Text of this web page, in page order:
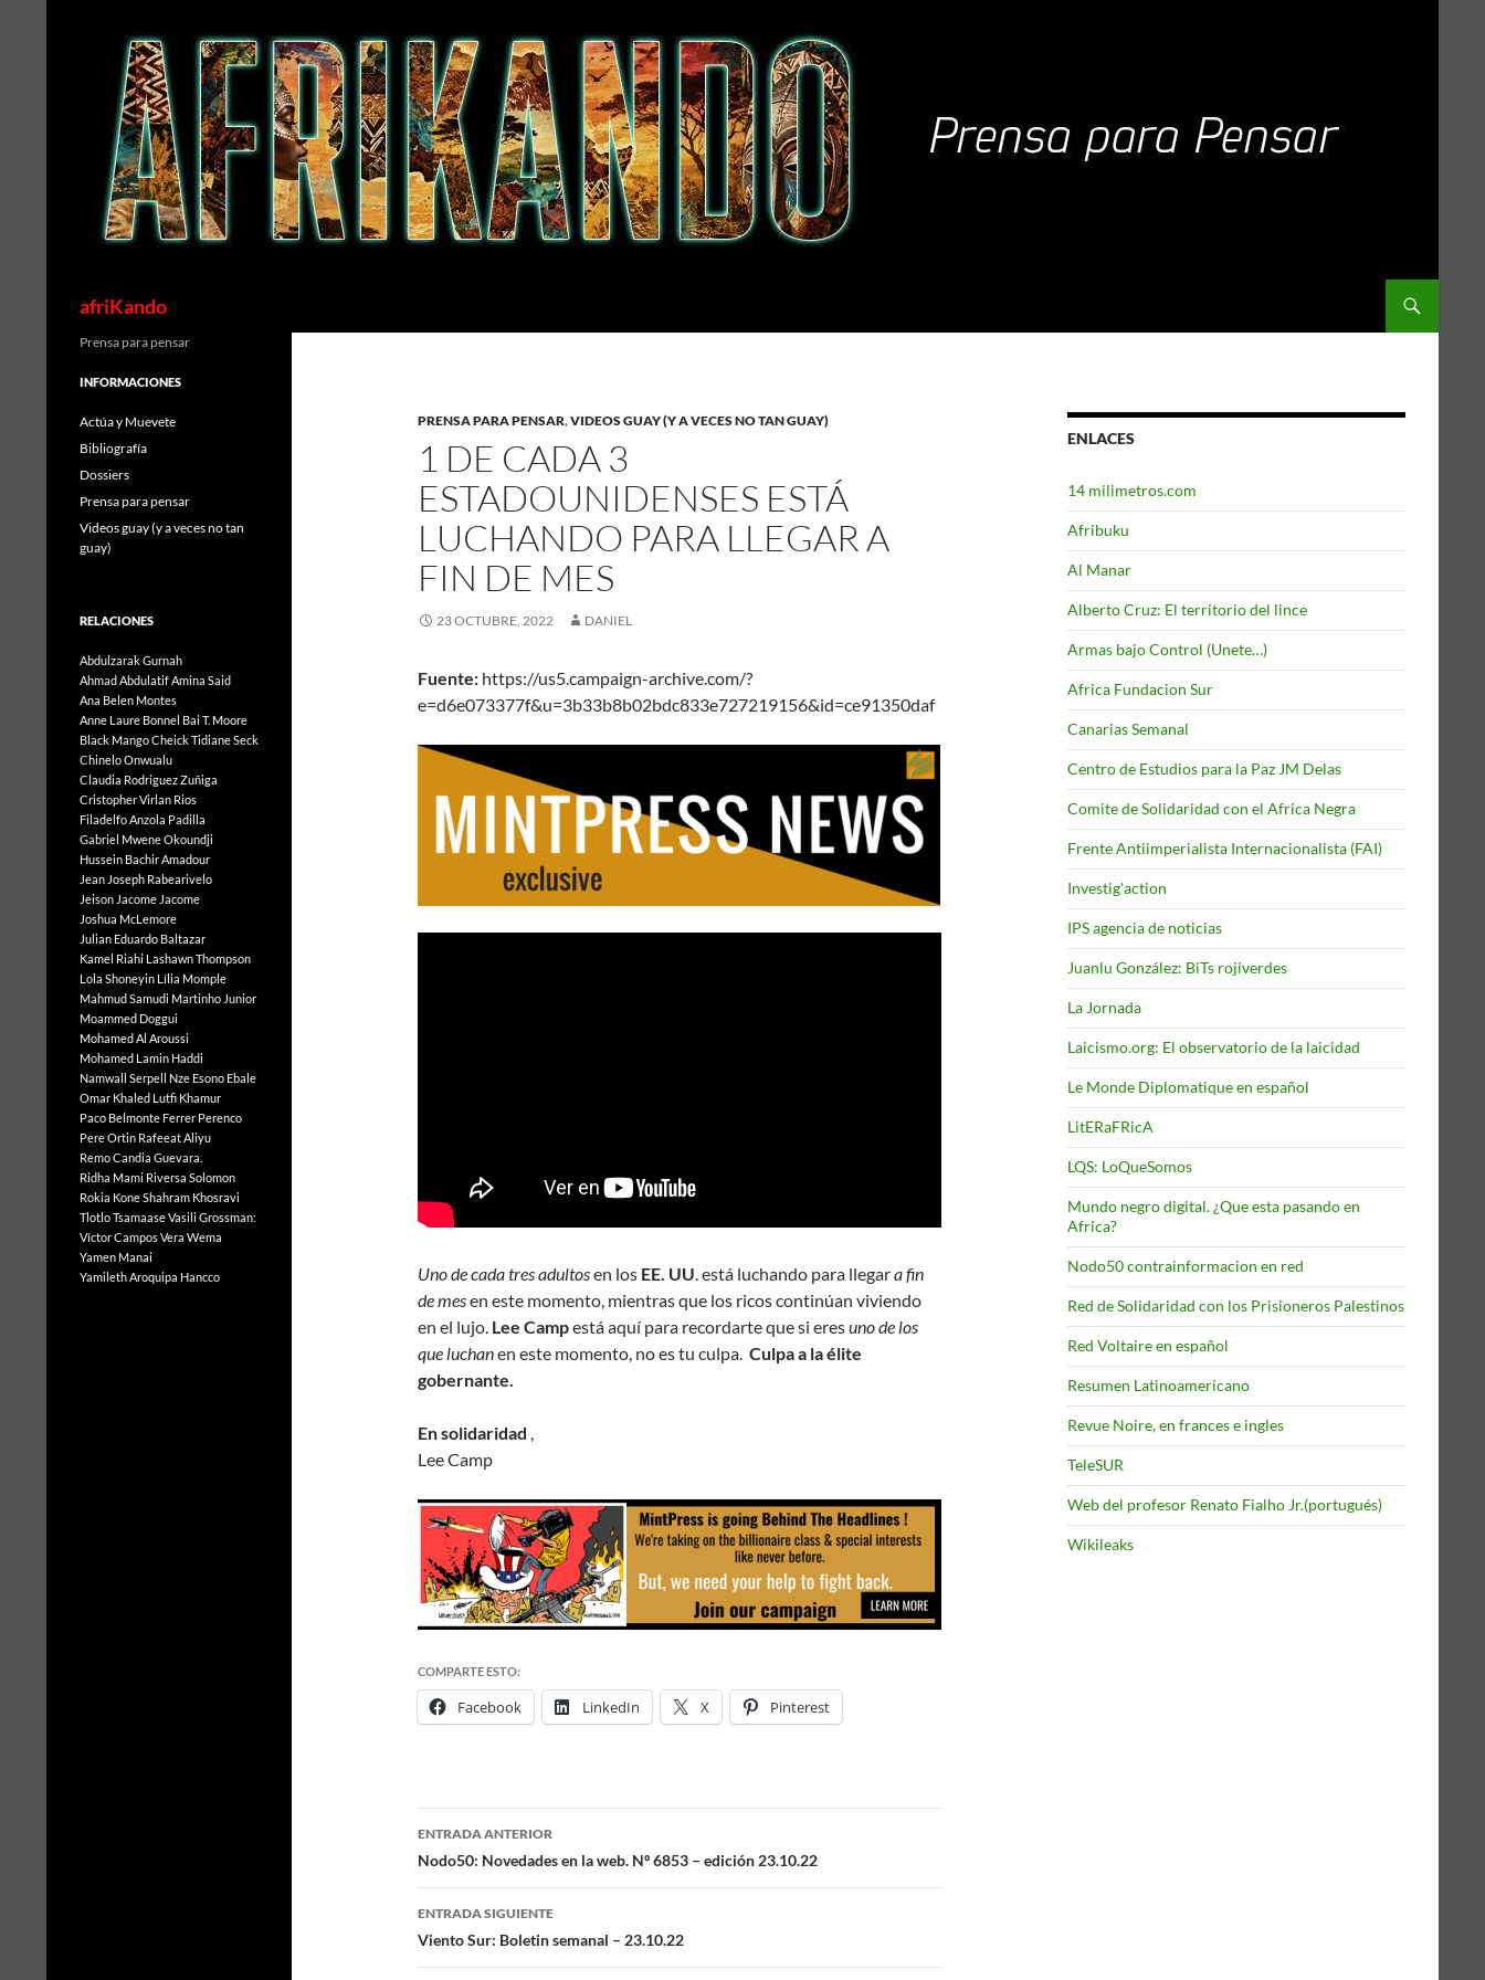
afriKando
PRENSA PARA PENSAR,VIDEOS GUAY (Y A VECES NO TAN GUAY)
1 DE CADA 3
ESTADOUNIDENSES ESTÁ
LUCHANDO PARA LLEGAR A
FIN DE MES
23 OCTUBRE, 2022 DANIEL
Fuente: https://us5.campaign-archive.com/?
e=d6e073377f&u=3b33b8b02bdc833e727219156&id=ce91350daf
Uno de cada tres adultosen los EE. UU. está luchando para llegara fin
de mesen este momento, mientras que los ricos continúan viviendo
en el lujo. Lee Campestá aquí para recordarte que si eresuno de los
que luchanen este momento, no es tu culpa. Culpa a la élite
gobernante.
En solidaridad ,
Lee Camp
COMPARTE ESTO:
Facebook LinkedIn X Pinterest
Navegación
de
entradas
ENTRADA ANTERIOR
Nodo50: Novedades en la web. Nº 6853 – edición 23.10.22
ENTRADA SIGUIENTE
Viento Sur: Boletin semanal – 23.10.22
ENLACES
14 milimetros.com
Afribuku
Al Manar
Alberto Cruz: El territorio del lince
Armas bajo Control (Unete…)
Africa Fundacion Sur
Canarias Semanal
Centro de Estudios para la Paz JM Delas
Comite de Solidaridad con el Africa Negra
Frente Antiimperialista Internacionalista (FAI)
Investig'action
IPS agencia de noticias
Juanlu González: BiTs rojiverdes
La Jornada
Laicismo.org: El observatorio de la laicidad
Le Monde Diplomatique en español
LitERaFRicA
LQS: LoQueSomos
Mundo negro digital. ¿Que esta pasando en
Africa?
Nodo50 contrainformacion en red
Red de Solidaridad con los Prisioneros Palestinos
Red Voltaire en español
Resumen Latinoamericano
Revue Noire, en frances e ingles
TeleSUR
Web del profesor Renato Fialho Jr.(portugués)
Wikileaks
Prensa para pensar
INFORMACIONES
Actúa y Muevete
Bibliografía
Dossiers
Prensa para pensar
Videos guay (y a veces no tan
guay)
RELACIONES
Abdulzarak Gurnah
Ahmad AbdulatifAmina Said
Ana Belen Montes
Anne Laure Bonnel Bai T. Moore
Black MangoCheick Tidiane Seck
Chinelo Onwualu
Claudia Rodriguez Zuñiga
Cristopher Virlan Rios
Filadelfo Anzola Padilla
Gabriel Mwene Okoundji
Hussein Bachir Amadour
Jean Joseph Rabearivelo
Jeison Jacome Jacome
Joshua McLemore
Julian Eduardo Baltazar
Kamel Riahi Lashawn Thompson
Lola Shoneyin Lília Momple
Mahmud Samudi Martinho Junior
Moammed Doggui
Mohamed Al Aroussi
Mohamed Lamin Haddi
Namwall Serpell Nze Esono Ebale
Omar Khaled Lutfi Khamur
Paco Belmonte Ferrer Perenco
Pere Ortin Rafeeat Aliyu
Remo Candia Guevara.
Ridha Mami Riversa Solomon
Rokia KoneShahram Khosravi
Tlotlo TsamaaseVasili Grossman:
Víctor Campos Vera Wema
Yamen Manai
Yamileth Aroquipa Hancco